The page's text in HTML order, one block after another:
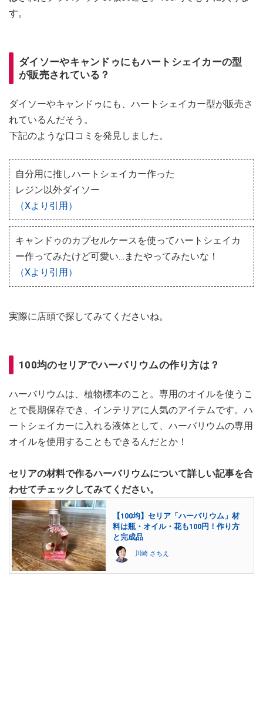
す。
ダイソーやキャンドゥにもハートシェイカーの型
が販売されている？
ダイソーやキャンドゥにも、ハートシェイカー型が販売さ
れているんだそう。
下記のような口コミを発見しました。
自分用に推しハートシェイカー作った
レジン以外ダイソー
（Xより引用）
キャンドゥのカプセルケースを使ってハートシェイカ
ー作ってみたけど可愛い…またやってみたいな！
（Xより引用）
実際に店頭で探してみてくださいね。
100均のセリアでハーバリウムの作り方は？
ハーバリウムは、植物標本のこと。専用のオイルを使うこ
とで長期保存でき、インテリアに人気のアイテムです。ハ
ートシェイカーに入れる液体として、ハーバリウムの専用
オイルを使用することもできるんだとか！
セリアの材料で作るハーバリウムについて詳しい記事を合
わせてチェックしてみてください。
【100均】セリア「ハーバリウム」材
料は瓶・オイル・花も100円！作り方
と完成品
川崎 さちえ